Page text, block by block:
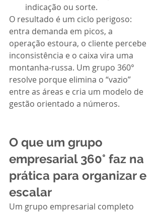
indicação ou sorte.
O resultado é um ciclo perigoso:
entra demanda em picos, a
operação estoura, o cliente percebe
inconsistência e o caixa vira uma
montanha-russa. Um grupo 360°
resolve porque elimina o “vazio”
entre as áreas e cria um modelo de
gestão orientado a números.
O que um grupo
empresarial 360° faz na
prática para organizar e
escalar
Um grupo empresarial completo